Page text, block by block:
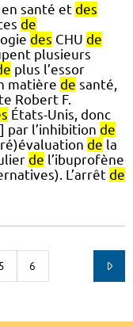
santé et des
de
des CHU de
plusieurs
plus l’essor
matière de santé,
Robert F.
États-Unis, donc
par l’inhibition de
de la
de l’ibuprofène
L’arrêt de
5 6